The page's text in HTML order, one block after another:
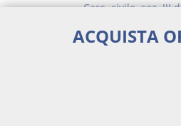
Cass. civile, sez. III
Cass. civile, sez. III
ACQUISTA